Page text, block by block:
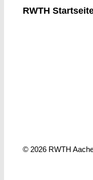
RWTH
© 2026 RWTH